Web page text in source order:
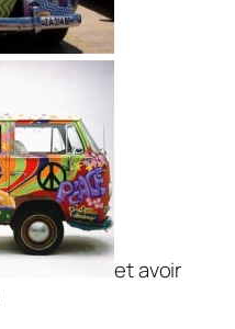
et avoir